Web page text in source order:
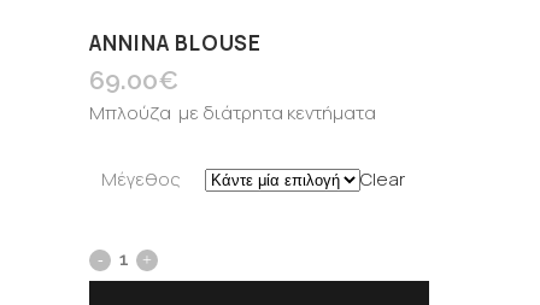
ANNINA BLOUSE
69.00€
Μπλούζα με διάτρητα κεντήματα
Μέγεθος Clear